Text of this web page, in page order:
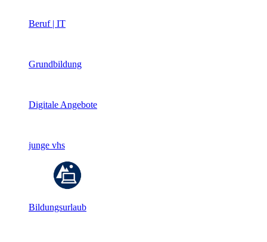
Beruf | IT
Grundbildung
Digitale Angebote
junge vhs
Bildungsurlaub